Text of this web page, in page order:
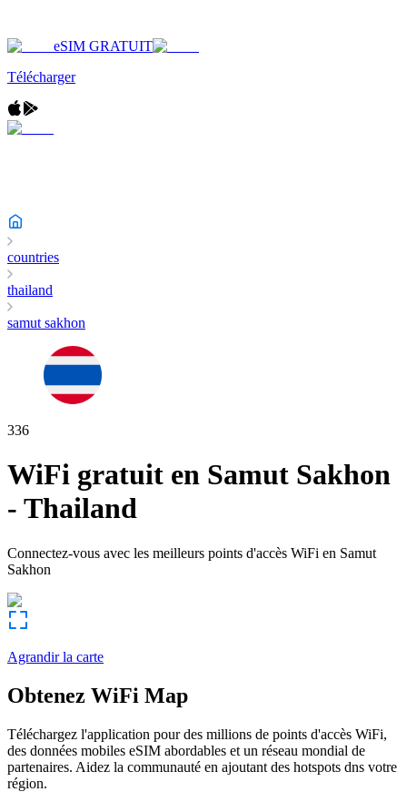
eSIM GRATUIT
Télécharger
countries
thailand
samut sakhon
336
WiFi gratuit en Samut Sakhon
- Thailand
Connectez-vous avec les meilleurs points d'accès WiFi en Samut
Sakhon
Agrandir la carte
Obtenez WiFi Map
Téléchargez l'application pour des millions de points d'accès WiFi,
des données mobiles eSIM abordables et un réseau mondial de
partenaires. Aidez la communauté en ajoutant des hotspots dns votre
région.